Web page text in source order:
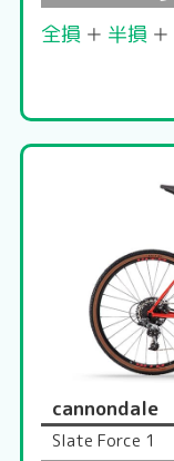
全損 ＋ 半損 ＋
cannondale
Slate Force 1